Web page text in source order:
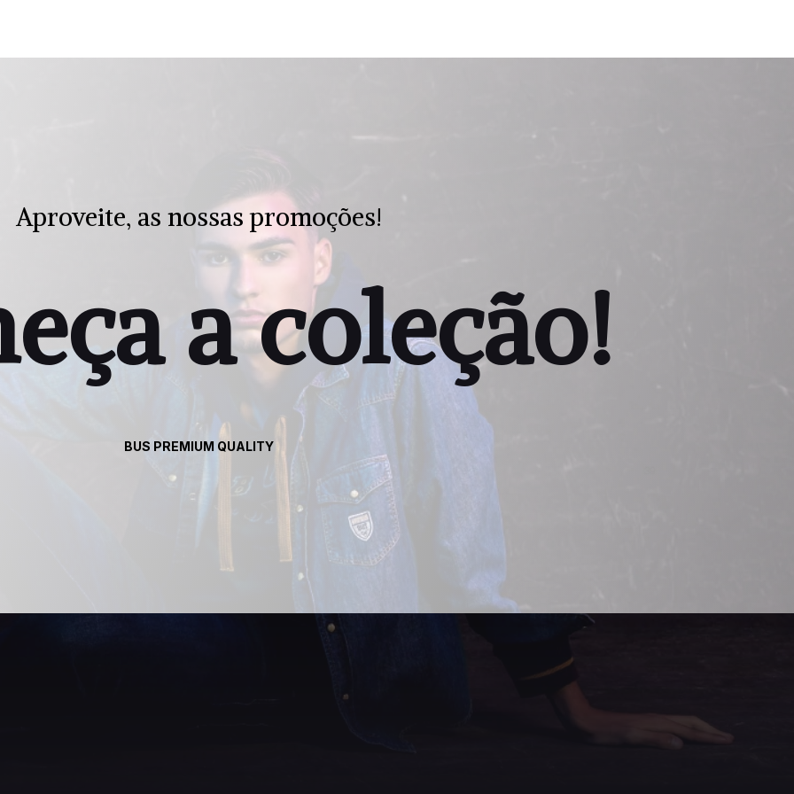
Aproveite, as nossas promoções!
a coleção!
BUS PREMIUM QUALITY